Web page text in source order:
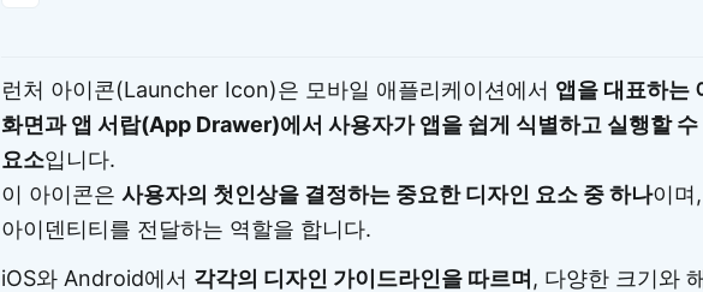
런처 아이콘(Launcher Icon)은 모바일 애플리케이션에서 앱을 대표하는
화면과 앱 서랍(App Drawer)에서 사용자가 앱을 쉽게 식별하고 실행할 수
요소입니다.
이 아이콘은 사용자의 첫인상을 결정하는 중요한 디자인 요소 중 하나이며
아이덴티티를 전달하는 역할을 합니다.
iOS와 Android에서 각각의 디자인 가이드라인을 따르며 , 다양한 크기와